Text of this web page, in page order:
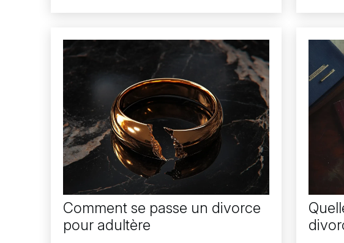
Comment se passe un divorce
pour adultère